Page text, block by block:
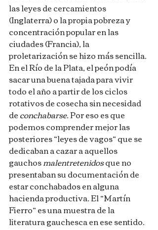
las leyes de cercamientos
(Inglaterra) o la propia pobreza y
concentración popular en las
ciudades (Francia), la
proletarización se hizo más sencilla.
En el Río de la Plata, el peón podía
sacar una buena tajada para vivir
todo el año a partir de los ciclos
rotativos de cosecha sin necesidad
de conchabarse. Por eso es que
podemos comprender mejor las
posteriores “leyes de vagos” que se
dedicaban a cazar a aquellos
gauchos malentretenidos que no
presentaban su documentación de
estar conchabados en alguna
hacienda productiva. El “Martín
Fierro” es una muestra de la
literatura gauchesca en ese sentido.